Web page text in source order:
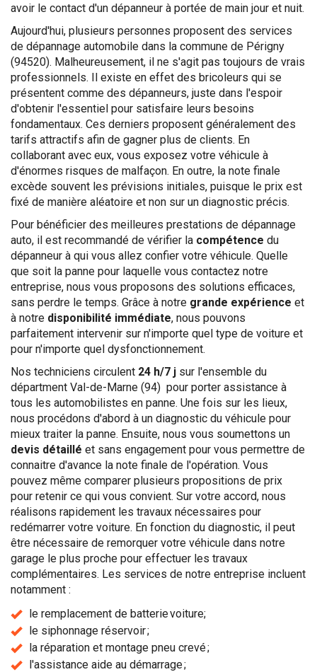
avoir le contact d'un dépanneur à portée de main jour et nuit.
Aujourd'hui, plusieurs personnes proposent des services
de dépannage automobile dans la commune de Périgny
(94520). Malheureusement, il ne s'agit pas toujours de vrais
professionnels. Il existe en effet des bricoleurs qui se
présentent comme des dépanneurs, juste dans l'espoir
d'obtenir l'essentiel pour satisfaire leurs besoins
fondamentaux. Ces derniers proposent généralement des
tarifs attractifs afin de gagner plus de clients. En
collaborant avec eux, vous exposez votre véhicule à
d'énormes risques de malfaçon. En outre, la note finale
excède souvent les prévisions initiales, puisque le prix est
fixé de manière aléatoire et non sur un diagnostic précis.
Pour bénéficier des meilleures prestations de dépannage
auto, il est recommandé de vérifier la compétence du
dépanneur à qui vous allez confier votre véhicule. Quelle
que soit la panne pour laquelle vous contactez notre
entreprise, nous vous proposons des solutions efficaces,
sans perdre le temps. Grâce à notre grande expérience et
à notre disponibilité immédiate, nous pouvons
parfaitement intervenir sur n'importe quel type de voiture et
pour n'importe quel dysfonctionnement.
Nos techniciens circulent 24 h/7 j sur l'ensemble du
départment Val-de-Marne (94) pour porter assistance à
tous les automobilistes en panne. Une fois sur les lieux,
nous procédons d'abord à un diagnostic du véhicule pour
mieux traiter la panne. Ensuite, nous vous soumettons un
devis détaillé et sans engagement pour vous permettre de
connaitre d'avance la note finale de l'opération. Vous
pouvez même comparer plusieurs propositions de prix
pour retenir ce qui vous convient. Sur votre accord, nous
réalisons rapidement les travaux nécessaires pour
redémarrer votre voiture. En fonction du diagnostic, il peut
être nécessaire de remorquer votre véhicule dans notre
garage le plus proche pour effectuer les travaux
complémentaires. Les services de notre entreprise incluent
notamment :
le remplacement de batterie voiture;
le siphonnage réservoir ;
la réparation et montage pneu crevé ;
l'assistance aide au démarrage ;